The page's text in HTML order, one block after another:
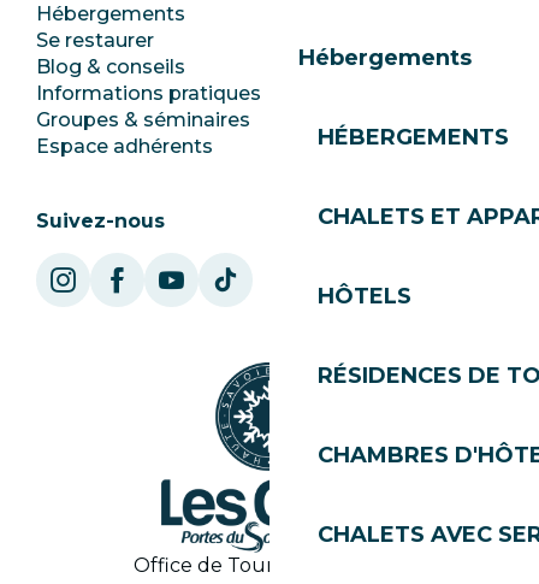
Hébergements
HÉBERGEMENTS
CHALETS ET
HÔTELS
RÉSIDENCES DE
CHAMBRES
CHALETS AVEC
Hébergements
Se restaurer
Blog & conseils
Informations pratiques
Groupes & séminaires
Espace adhérents
Ecotourisme
SoleGets
Les Gets Tourisme
Suivez-nous
Office de Tourisme des Gets